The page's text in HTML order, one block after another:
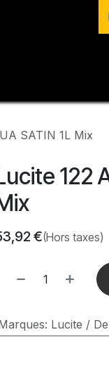
SATIN 1L Mix
122
€(Hors taxes)
: Lucite /